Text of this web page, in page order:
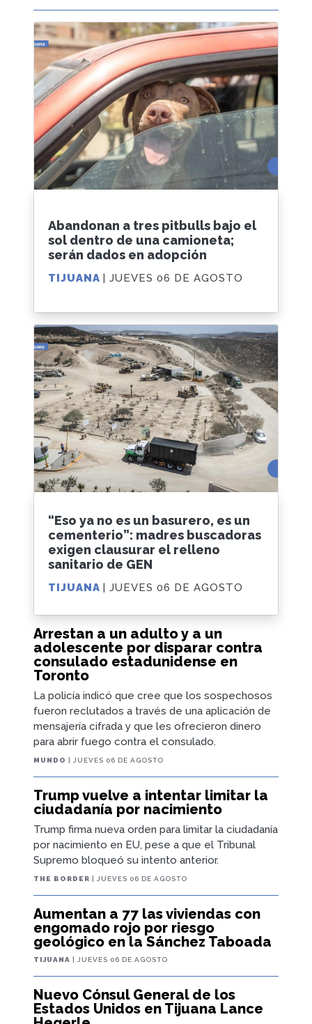
Arrestan a un adulto y a un
adolescente por disparar contra
consulado estadunidense en
Toronto
La policía indicó que cree que los sospechosos
fueron reclutados a través de una aplicación de
mensajería cifrada y que les ofrecieron dinero
para abrir fuego contra el consulado.
MUNDO | JUEVES 06 DE AGOSTO
Trump vuelve a intentar limitar la
ciudadanía por nacimiento
Trump firma nueva orden para limitar la ciudadanía
por nacimiento en EU, pese a que el Tribunal
Supremo bloqueó su intento anterior.
THE BORDER | JUEVES 06 DE AGOSTO
Aumentan a 77 las viviendas con
engomado rojo por riesgo
geológico en la Sánchez Taboada
TIJUANA | JUEVES 06 DE AGOSTO
Nuevo Cónsul General de los
Estados Unidos en Tijuana Lance
Abandonan a tres pitbulls bajo el
sol dentro de una camioneta;
serán dados en adopción
TIJUANA | JUEVES 06 DE AGOSTO
“Eso ya no es un basurero, es un
cementerio”: madres buscadoras
exigen clausurar el relleno
sanitario de GEN
TIJUANA | JUEVES 06 DE AGOSTO